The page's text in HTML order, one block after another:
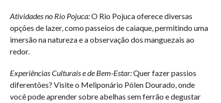
Atividades no Rio Pojuca:O Rio Pojuca oferece diversas
opções de lazer, como passeios de caiaque, permitindo uma
imersão na natureza e a observação dos manguezais ao
redor.
Experiências Culturais e de Bem-Estar:Quer fazer passios
diferentões? Visite o Meliponário Pólen Dourado, onde
você pode aprender sobre abelhas sem ferrão e degustar